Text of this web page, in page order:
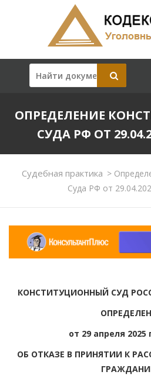
ОПРЕДЕЛЕНИЕ
СУДА РФ ОТ
Судебная практика >
Суда РФ от
КОНСТИТУЦИОННЫЙ СУД
от 29 апреля 2025
ОБ ОТКАЗЕ В ПРИНЯТИИ К